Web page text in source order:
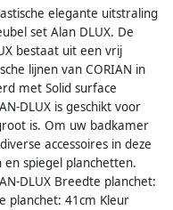
elegante uitstraling
set Alan DLUX. De
bestaat uit een vrij
lijnen van CORIAN in
met Solid surface
DLUX is geschikt voor
is. Om uw badkamer
accessoires in deze
spiegel planchetten.
DLUX Breedte planchet:
planchet: 41cm Kleur